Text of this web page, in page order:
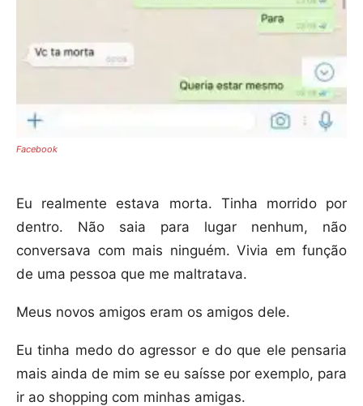
Facebook
Eu realmente estava morta. Tinha morrido por
dentro. Não saia para lugar nenhum, não
conversava com mais ninguém. Vivia em função
de uma pessoa que me maltratava.
Meus novos amigos eram os amigos dele.
Eu tinha medo do agressor e do que ele pensaria
mais ainda de mim se eu saísse por exemplo, para
ir ao shopping com minhas amigas.